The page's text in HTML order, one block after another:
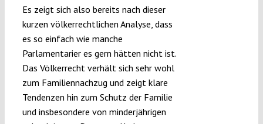
Es zeigt sich also bereits nach dieser
kurzen völkerrechtlichen Analyse, dass
es so einfach wie manche
Parlamentarier es gern hätten nicht ist.
Das Völkerrecht verhält sich sehr wohl
zum Familiennachzug und zeigt klare
Tendenzen hin zum Schutz der Familie
und insbesondere von minderjährigen